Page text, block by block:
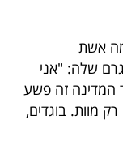
אשת
שלה: "אני
המדינה זה פשע
מוות. בוגדים,